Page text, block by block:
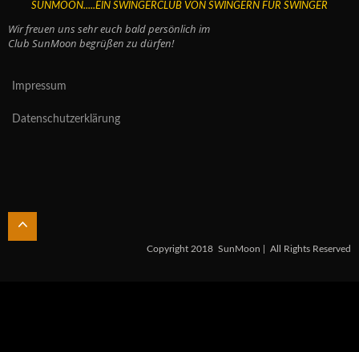
SUNMOON.....EIN SWINGERCLUB VON SWINGERN FÜR SWINGER
Wir freuen uns sehr euch bald persönlich im
Club SunMoon begrüßen zu dürfen!
Impressum
Datenschutzerklärung
Copyright 2018 SunMoon All Rights Reserved